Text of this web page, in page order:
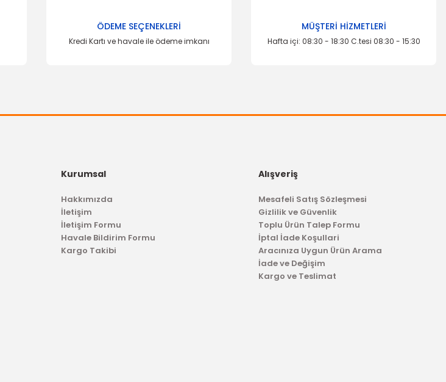
ÖDEME SEÇENEKLERİ
Kredi Kartı ve havale ile ödeme imkanı
MÜŞTERİ HİZMETLERİ
Hafta içi: 08:30 - 18:30 C.tesi 08:30 - 15:30
Kurumsal
Hakkımızda
İletişim
İletişim Formu
Havale Bildirim Formu
Kargo Takibi
Alışveriş
Mesafeli Satış Sözleşmesi
Gizlilik ve Güvenlik
Toplu Ürün Talep Formu
İptal İade Koşullari
Aracınıza Uygun Ürün Arama
İade ve Değişim
Kargo ve Teslimat